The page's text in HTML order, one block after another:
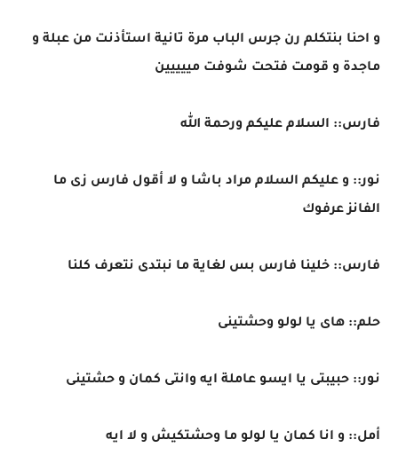
و احنا بنتكلم رن جرس الباب مرة تانية استأذنت من عبلة و
ماجدة و قومت فتحت شوفت مييييين
فارس:: السلام عليكم ورحمة الله
نور:: و عليكم السلام مراد باشا و لا أقول فارس زى ما
الفانز عرفوك
فارس:: خلينا فارس بس لغاية ما نبتدى نتعرف كلنا
حلم:: هاى يا لولو وحشتينى
نور:: حبيبتى يا ايسو عاملة ايه وانتى كمان و حشتينى
أمل:: و انا كمان يا لولو ما وحشتكيش و لا ايه